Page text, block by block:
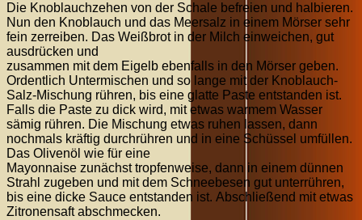
Die Knoblauchzehen von der Schale befreien und halbieren.
Nun den Knoblauch und das Meersalz in einem Mörser sehr
fein zerreiben. Das Weißbrot in der Milch einweichen, gut
ausdrücken und
zusammen mit dem Eigelb ebenfalls in den Mörser geben.
Ordentlich Untermischen und so lange mit der Knoblauch-
Salz-Mischung rühren, bis eine glatte Paste entstanden ist.
Falls die Paste zu dick wird, mit etwas warmem Wasser
sämig rühren. Die Mischung etwas ruhen lassen, dann
nochmals kräftig durchrühren und in eine Schüssel umfüllen.
Das Olivenöl wie für eine
Mayonnaise zunächst tropfenweise, dann in einem dünnen
Strahl zugeben und mit dem Schneebesen gut unterrühren,
bis eine dicke Sauce entstanden ist. Abschließend mit etwas
Zitronensaft abschmecken.